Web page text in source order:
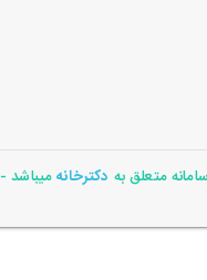
متعلق به دکترخانهمیباشد - 1405